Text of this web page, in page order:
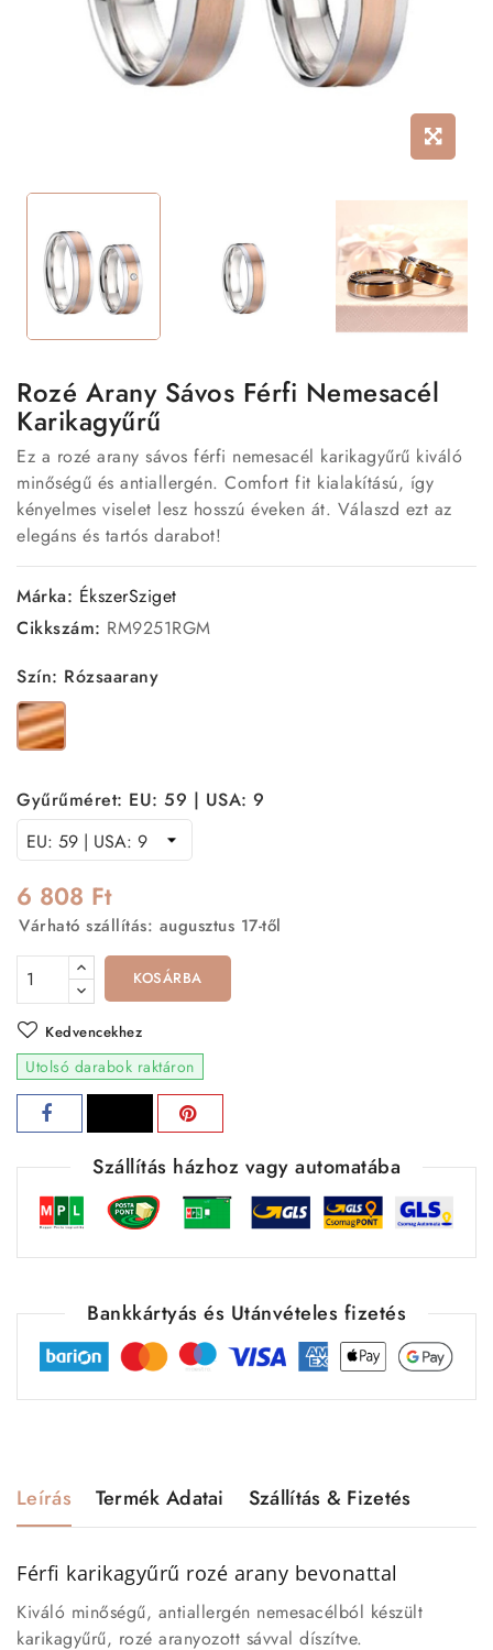
Rozé Arany Sávos Férfi Nemesacél
Karikagyűrű
Ez a rozé arany sávos férfi nemesacél karikagyűrű kiváló
minőségű és antiallergén. Comfort fit kialakítású, így
kényelmes viselet lesz hosszú éveken át. Válaszd ezt az
elegáns és tartós darabot!
Márka: ÉkszerSziget
Cikkszám: RM9251RGM
Szín: Rózsaarany
Rózsaarany
Gyűrűméret: EU: 59 | USA: 9
6 808 Ft
Várható szállítás: augusztus 17-től
KOSÁRBA
Kedvencekhez
Utolsó darabok raktáron
Szállítás házhoz vagy automatába
Bankkártyás és Utánvételes fizetés
Leírás Termék Adatai Szállítás & Fizetés
Férfi karikagyűrű rozé arany bevonattal
Kiváló minőségű, antiallergén nemesacélból készült
karikagyűrű, rozé aranyozott sávval díszítve.